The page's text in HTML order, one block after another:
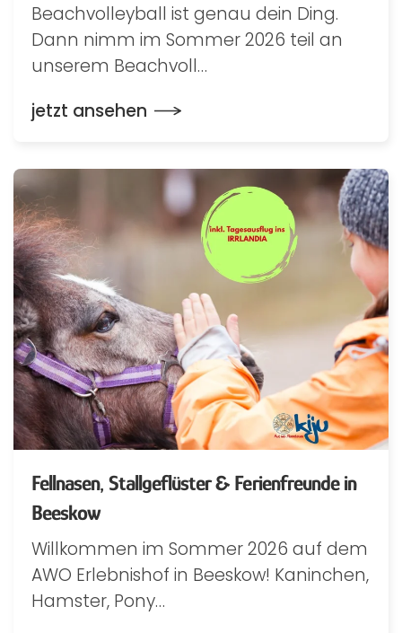
Beachvolleyball ist genau dein Ding.
Dann nimm im Sommer 2026 teil an
unserem Beachvoll…
jetzt ansehen
Fellnasen, Stallgeflüster & Ferienfreunde in
Beeskow
Willkommen im Sommer 2026 auf dem
AWO Erlebnishof in Beeskow! Kaninchen,
Hamster, Pony…